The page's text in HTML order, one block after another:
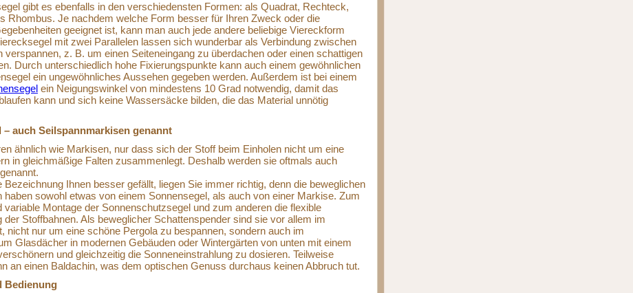
gibt es ebenfalls in den verschiedensten Formen: als Quadrat, Rechteck,
Rhombus. Je nachdem welche Form besser für Ihren Zweck oder die
geeignet ist, kann man auch jede andere beliebige Viereckform
mit zwei Parallelen lassen sich wunderbar als Verbindung zwischen
verspannen, z. B. um einen Seiteneingang zu überdachen oder einen schattigen
Durch unterschiedlich hohe Fixierungspunkte kann auch einem gewöhnlichen
ein ungewöhnliches Aussehen gegeben werden. Außerdem ist bei einem
ein Neigungswinkel von mindestens 10 Grad notwendig, damit das
kann und sich keine Wassersäcke bilden, die das Material unnötig
– auch Seilspannmarkisen genannt
ähnlich wie Markisen, nur dass sich der Stoff beim Einholen nicht um eine
in gleichmäßige Falten zusammenlegt. Deshalb werden sie oftmals auch
Ihnen besser gefällt, liegen Sie immer richtig, denn die beweglichen
haben sowohl etwas von einem Sonnensegel, als auch von einer Markise. Zum
variable Montage der Sonnenschutzsegel und zum anderen die flexible
der Stoffbahnen. Als beweglicher Schattenspender sind sie vor allem im
nicht nur um eine schöne Pergola zu bespannen, sondern auch im
Glasdächer in modernen Gebäuden oder Wintergärten von unten mit einem
und gleichzeitig die Sonneneinstrahlung zu dosieren. Teilweise
an einen Baldachin, was dem optischen Genuss durchaus keinen Abbruch tut.
Bedienung